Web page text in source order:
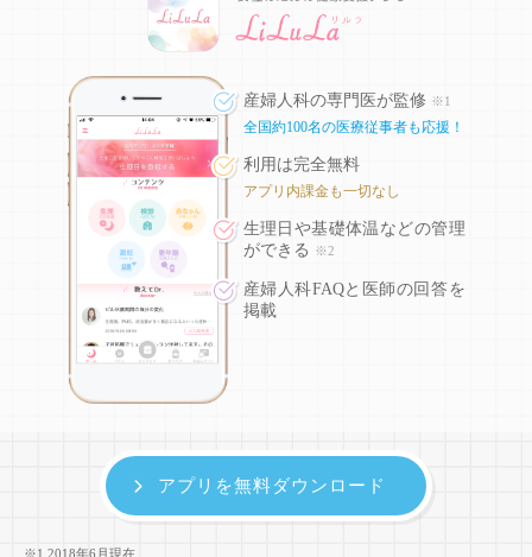
産婦人科の専門医が監修 ※1
全国約100名の医療従事者も応援！
利用は完全無料
アプリ内課金も一切なし
生理日や基礎体温などの管理
ができる
※2
産婦人科FAQと医師の回答を
掲載
※1 2018年6月現在
アプリを無料ダウンロード